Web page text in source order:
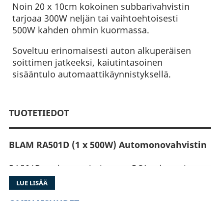
Noin 20 x 10cm kokoinen subbarivahvistin
tarjoaa 300W neljän tai vaihtoehtoisesti
500W kahden ohmin kuormassa.
Soveltuu erinomaisesti auton alkuperäisen
soittimen jatkeeksi, kaiutintasoinen
sisääntulo automaattikäynnistyksellä.
TUOTETIEDOT
BLAM RA501D (1 x 500W) Automonovahvistin
RA501D mukana toimitetaan RCA-adapterit,
mikäli vahvistin halutaan liittää esimerkiksi
auton tehdasasenteiseen soittimeen, jossa ei
LUE LISÄÄ